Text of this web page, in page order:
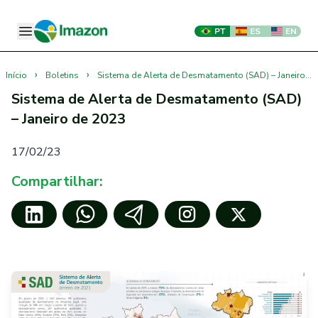
PT ES EN
Início › Boletins › Sistema de Alerta de Desmatamento (SAD) – Janeiro de 2023
Sistema de Alerta de Desmatamento (SAD)
– Janeiro de 2023
17/02/23
Compartilhar: